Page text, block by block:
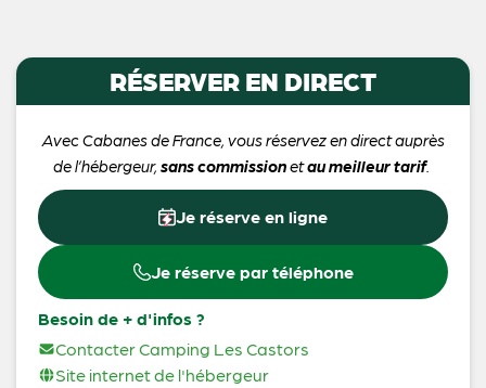
RÉSERVER EN DIRECT
Avec Cabanes de France, vous réservez en direct auprès
de l’hébergeur, sans commissionetau meilleur tarif.
Je réserve en ligne
Je réserve par téléphone
Besoin de + d'infos ?
Contacter Camping Les Castors
Site internet de l'hébergeur